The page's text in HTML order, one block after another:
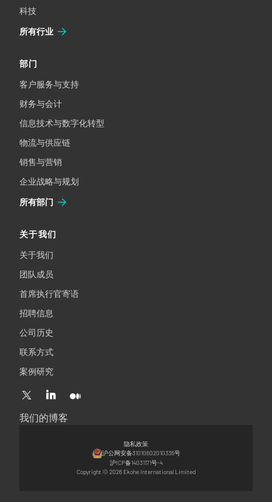
科技
所有行业
部门
客户服务与支持
财务与会计
信息技术与数字化转型
物流与供应链
销售与营销
企业战略与规划
所有部门
关于我们
关于我们
团队成员
首席执行官寄语
招聘信息
公司历史
联系方式
案例研究
我们的博客
隐私政策
沪公网安备31010602010336号
沪ICP备14031171号-4
Copyright © 2026 Ekohe International Limited